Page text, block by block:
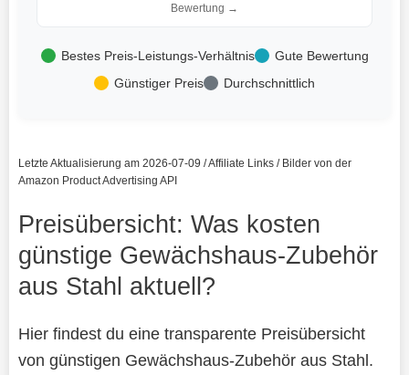
Bewertung →
Bestes Preis-Leistungs-Verhältnis
Gute Bewertung
Günstiger Preis
Durchschnittlich
Letzte Aktualisierung am 2026-07-09 / Affiliate Links / Bilder von der
Amazon Product Advertising API
Preisübersicht: Was kosten
günstige Gewächshaus-Zubehör
aus Stahl aktuell?
Hier findest du eine transparente Preisübersicht
von günstigen Gewächshaus-Zubehör aus Stahl.